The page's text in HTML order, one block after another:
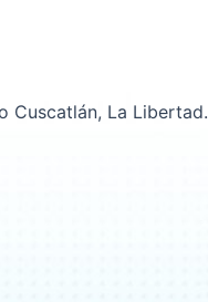
Cuscatlán, La Libertad.